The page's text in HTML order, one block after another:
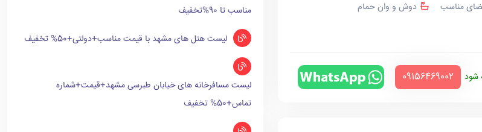
مناسب
دوش و وان حمام
شود ‪09156469002‬
مناسب تا 90%تخفیف
لیست هتل های مشهد با قیمت مناسب+دولتی+50% تخفیف
لیست مسافرخانه های خیابان طبرسی مشهد+قیمت+شماره
تماس+50% تخفیف